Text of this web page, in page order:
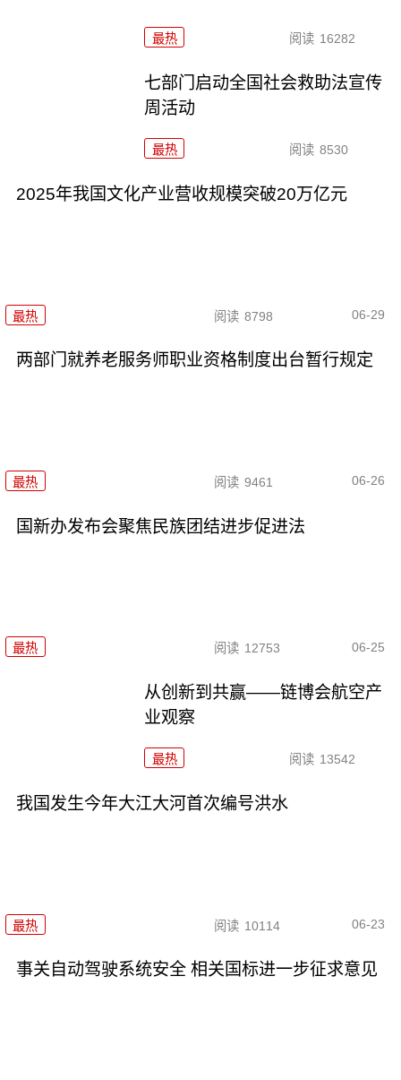
最热 阅读 16282
七部门启动全国社会救助法宣传
周活动
最热 阅读 8530
2025年我国文化产业营收规模突破20万亿元
最热 阅读 8798 06-29
两部门就养老服务师职业资格制度出台暂行规定
最热 阅读 9461 06-26
国新办发布会聚焦民族团结进步促进法
最热 阅读 12753 06-25
从创新到共赢——链博会航空产
业观察
最热 阅读 13542
我国发生今年大江大河首次编号洪水
最热 阅读 10114 06-23
事关自动驾驶系统安全 相关国标进一步征求意见